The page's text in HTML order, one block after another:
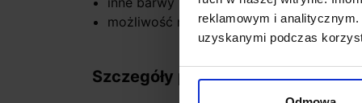
reklamowym i
uzyskanymi podczas
możliwość malowania na inny kolor
Szczegóły produktu